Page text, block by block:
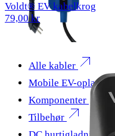
Alle kabler
Mobile EV-opladere
Komponenter
Tilbehør
Voldt® EV kabelkrog
79,00 kr